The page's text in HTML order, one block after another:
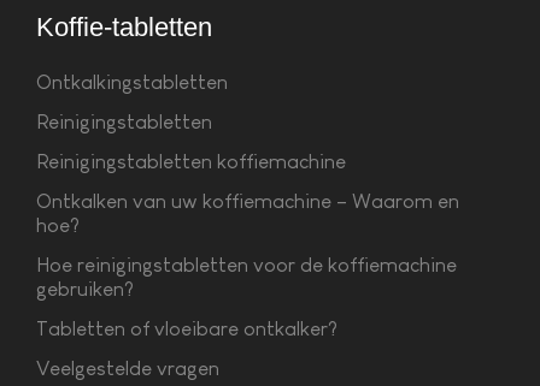
Koffie-tabletten
Ontkalkingstabletten
Reinigingstabletten
Reinigingstabletten koffiemachine
Ontkalken van uw koffiemachine – Waarom en
hoe?
Hoe reinigingstabletten voor de koffiemachine
gebruiken?
Tabletten of vloeibare ontkalker?
Veelgestelde vragen